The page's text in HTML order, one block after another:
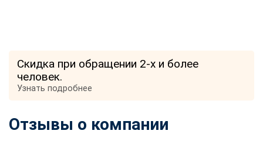
Скидка при обращении 2-х и более
человек.
Узнать подробнее
Отзывы о компании